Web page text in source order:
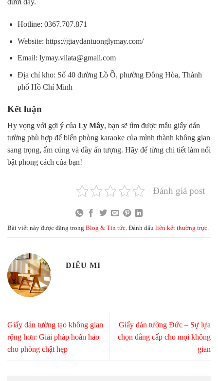
dưới đây.
Hotline: 0367.707.871
Website: https://giaydantuonglymay.com/
Email: lymay.vilata@gmail.com
Địa chỉ kho: Số 40 đường Lồ Ồ, phường Đông Hòa, Thành
phố Hồ Chí Minh
Kết luận
Hy vọng với gợi ý của Ly Mây, bạn sẽ tìm được mẫu giấy dán
tường phù hợp để biến phòng karaoke của mình thành không gian
sang trọng, ấm cúng và đầy ấn tượng. Hãy để từng chi tiết làm nổi
bật phong cách của bạn!
Đánh giá post
Bài viết này được đăng trong Blog & Tin tức. Đánh dấu liên kết thường trực.
DIÊU MI
Giấy dán tường tạo không gian
rộng hơn: Giải pháp hoàn hảo
cho phòng chật hẹp
Giấy dán tường Đức – Sự lựa
chọn đẳng cấp cho mọi không
gian